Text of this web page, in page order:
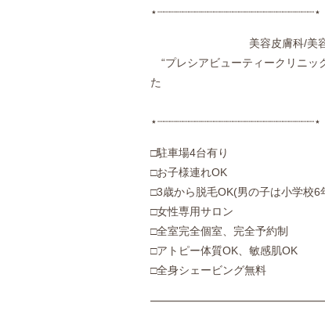
⋆┈┈┈┈┈┈┈┈┈┈┈┈┈┈┈┈┈┈┈┈┈┈┈┈┈⋆
美容皮膚科/美容
“プレシアビューティークリニッ
⋆┈┈┈┈┈┈┈┈┈┈┈┈┈┈┈┈┈┈┈┈┈┈┈┈┈⋆
‪□駐車場4台有り
□お子様連れOK
□3歳から脱毛OK(男の子は小学校6
□女性専用サロン
□全室完全個室、完全予約制
□アトピー体質OK、敏感肌OK
□全身シェービング無料